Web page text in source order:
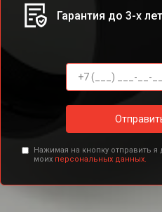
Гарантия до 3-х лет
Нажимая на кнопку отправить
моих персональных данных.